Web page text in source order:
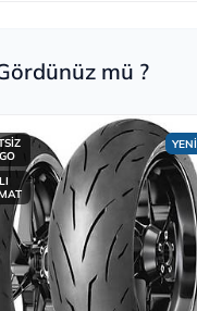
mü ?
YENİ